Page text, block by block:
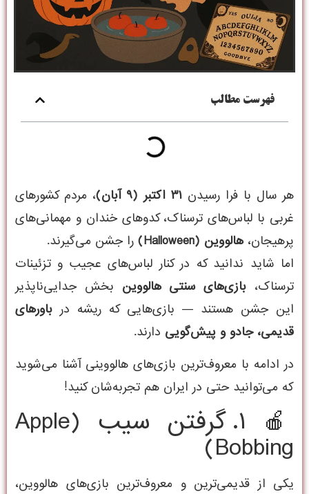
فهرست مطالب
هر سال با فرا رسیدن ۳۱ اکتبر (۹ آبان)
، مردم کشورهای
غربی با لباس‌های ترسناک، کدوهای خندان و مهمانی‌های
پرهیجان،هالووین (Halloween)
را جشن می‌گیرند.
اما شاید ندانید که در کنار لباس‌های عجیب و تزئینات
ترسناک، بازی‌های سنتی هالووین بخش جدایی‌ناپذیر
این جشن هستند — بازی‌هایی که ریشه در باورهای
قدیمی، جادو و پیش‌گویی دارند.
در ادامه با معروف‌ترین بازی‌های هالووینی آشنا می‌شوید
که می‌توانید حتی در ایران هم تجربه‌شان کنید!
🍎 ۱. گرفتن سیب (Apple
Bobbing)
یکی از قدیمی‌ترین و معروف‌ترین بازی‌های هالووین،